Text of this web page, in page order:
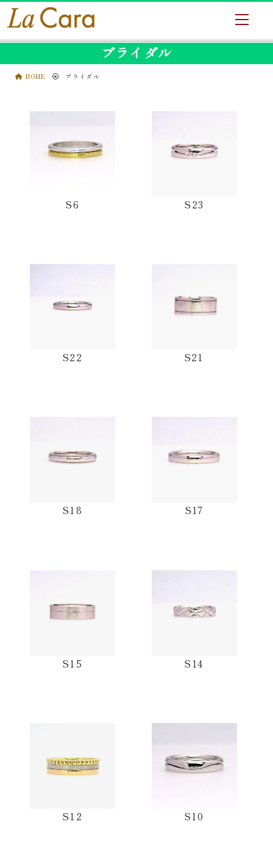
ブライダル
HOME ブライダル
S6 S23
S22 S21
S18 S17
S15 S14
S12 S10